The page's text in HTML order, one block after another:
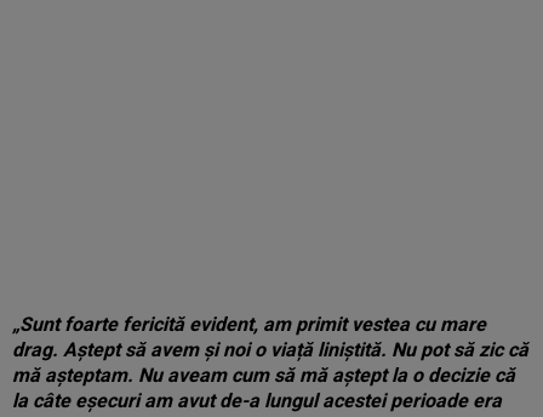
„Sunt foarte fericită evident, am primit vestea cu mare
drag. Aștept să avem și noi o viață liniștită. Nu pot să zic că
mă așteptam. Nu aveam cum să mă aștept la o decizie că
la câte eșecuri am avut de-a lungul acestei perioade era